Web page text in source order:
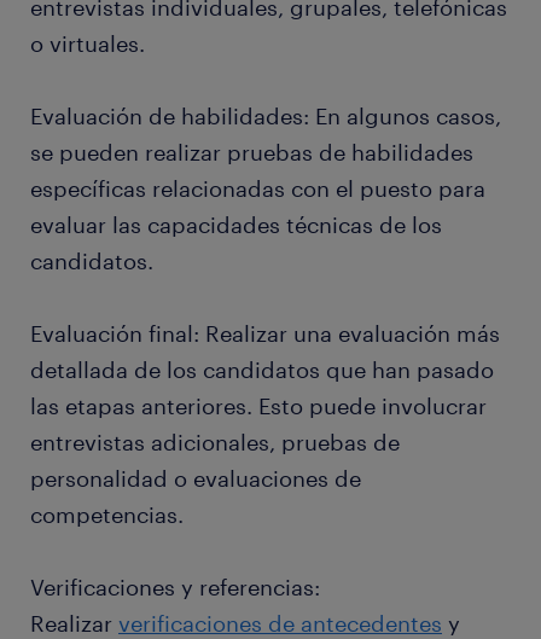
entrevistas individuales, grupales, telefónicas
o virtuales.
Evaluación de habilidades: En algunos casos,
se pueden realizar pruebas de habilidades
específicas relacionadas con el puesto para
evaluar las capacidades técnicas de los
candidatos.
Evaluación final: Realizar una evaluación más
detallada de los candidatos que han pasado
las etapas anteriores. Esto puede involucrar
entrevistas adicionales, pruebas de
personalidad o evaluaciones de
competencias.
Verificaciones y referencias:
Realizar verificaciones de antecedentes y